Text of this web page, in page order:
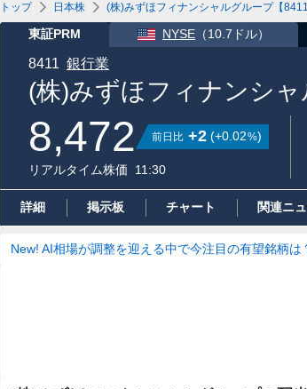
トップ 日本株 (株)みずほフィナンシャルグループ【
東証PRM NYSE （10.7ドル）
(株)みずほフィナンシ
8411 銀行業
8,472 前日比 +2 (+0.02%)
リアルタイム株価 11:30
詳細 掲示板 チャート 関連ニ
New! AI相場が調整を迎える中で今注目の有望銘柄